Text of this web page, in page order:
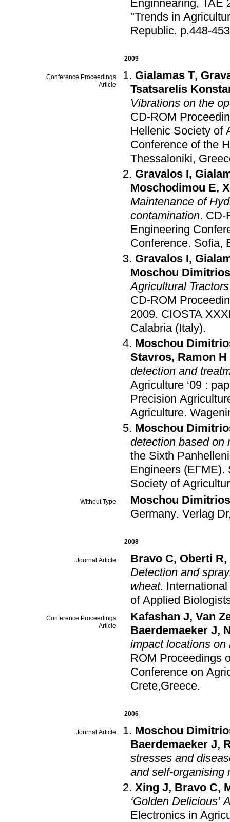
Enginnearing, TAE
"Trends in
Republic. p.448-453
2009
Conference Proceedings
Article
Gialamas T,
Tsatsarelis
Vibrations on the
CD-ROM
Hellenic Society of
Conference of the
Thessaloniki,
Gravalos I,
Moschodimou E,
Maintenance of
contamination. CD-
Engineering
Conference. Sofia,
Gravalos I,
Moschou Dimitrios
Agricultural
CD-ROM
2009. CIOSTA
Calabria (Italy).
Moschou
Stavros, Ramon H
detection and
Agriculture ‘09 :
Precision
Agriculture.
Moschou
detection based on
the Sixth
Engineers (ΕΓΜΕ).
Society of
Without Type
Moschou Dimitrios
Germany. Verlag
2008
Journal Article Bravo C, Oberti R,
Detection and
wheat.
of Applied
Conference Proceedings
Article
Kafashan J, Van
Baerdemaeker J,
impact locations
ROM Proceedings
Conference on
Crete,Greece.
2006
Journal Article
Moschou
Baerdemaeker J,
stresses and
and self-organising
Xing J, Bravo C,
‘Golden Delicious’
Electronics in